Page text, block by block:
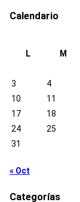
Calendario
L
M
3
4
10
11
17
18
24
25
31
« Oct
Categorías